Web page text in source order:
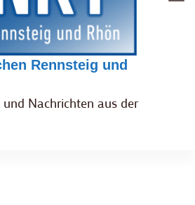
Rennsteig und
Nachrichten aus der